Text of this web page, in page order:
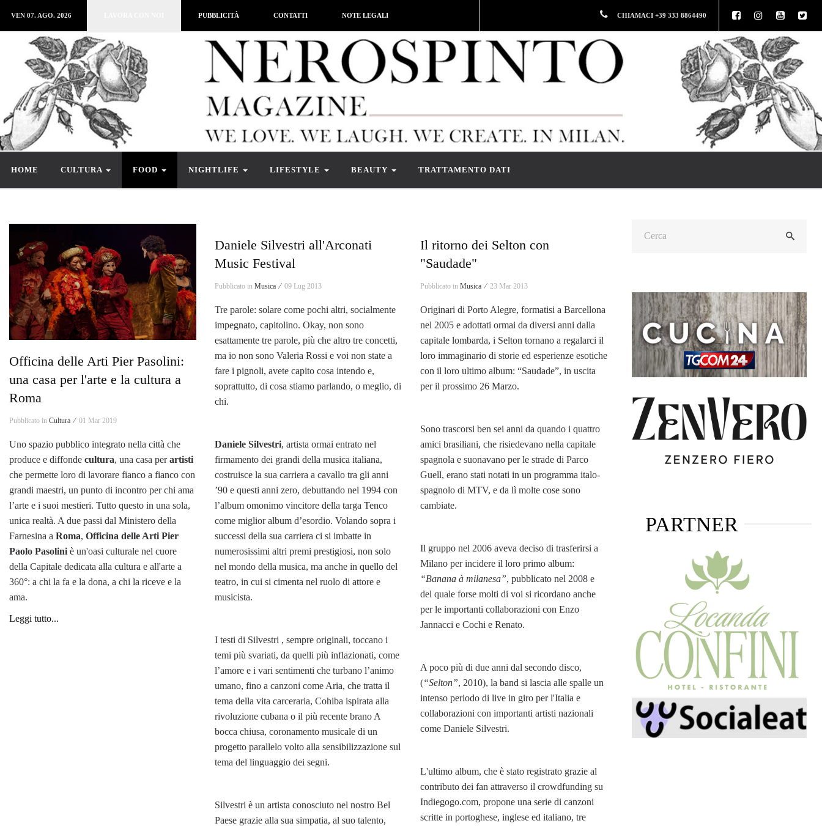
VEN 07. AGO. 2026 PUBBLICITÀ CONTATTI NOTE LEGALI CHIAMACI +39 333 8864490
HOME CULTURA FOOD NIGHTLIFE LIFESTYLE BEAUTY TRATTAMENTO DATI
Officina delle Arti Pier Pasolini:
una casa per l'arte e la cultura a
Roma
Pubblicato in Cultura ⁄ 01 Mar 2019
Uno spazio pubblico integrato nella città che
produce e diffonde cultura, una casa perartisti
che permette loro di lavorare fianco a fianco con
grandi maestri, un punto di incontro per chi ama
l’arte e i suoi mestieri. Tutto questo in una sola,
unica realtà. A due passi dal Ministero della
Farnesina a Roma, Officina delle Arti Pier
Paolo Pasolini è un'oasi culturale nel cuore
della Capitale dedicata alla cultura e all'arte a
360°: a chi la fa e la dona, a chi la riceve e la
ama.
Leggi tutto...
Daniele Silvestri all'Arconati
Music Festival
Pubblicato in Musica ⁄ 09 Lug 2013
Tre parole: solare come pochi altri, socialmente
impegnato, capitolino. Okay, non sono
esattamente tre parole, più che altro tre concetti,
ma io non sono Valeria Rossi e voi non state a
fare i pignoli, avete capito cosa intendo e,
soprattutto, di cosa stiamo parlando, o meglio, di
chi.
Daniele Silvestri, artista ormai entrato nel
firmamento dei grandi della musica italiana,
costruisce la sua carriera a cavallo tra gli anni
’90 e questi anni zero, debuttando nel 1994 con
l’album omonimo vincitore della targa Tenco
come miglior album d’esordio. Volando sopra i
successi della sua carriera ci si imbatte in
numerosissimi altri premi prestigiosi, non solo
nel mondo della musica, ma anche in quello del
teatro, in cui si cimenta nel ruolo di attore e
musicista.
I testi di Silvestri , sempre originali, toccano i
temi più svariati, da quelli più inflazionati, come
l’amore e i vari sentimenti che turbano l’animo
umano, fino a canzoni come Aria, che tratta il
tema della vita carceraria, Cohiba ispirata alla
rivoluzione cubana o il più recente brano A
bocca chiusa, coronamento musicale di un
progetto parallelo volto alla sensibilizzazione sul
tema del linguaggio dei segni.
Silvestri è un artista conosciuto nel nostro Bel
Paese grazie alla sua simpatia, al suo talento,
Il ritorno dei Selton con
"Saudade"
Pubblicato in Musica ⁄ 23 Mar 2013
Originari di Porto Alegre, formatisi a Barcellona
nel 2005 e adottati ormai da diversi anni dalla
capitale lombarda, i Selton tornano a regalarci il
loro immaginario di storie ed esperienze esotiche
con il loro ultimo album: “Saudade”, in uscita
per il prossimo 26 Marzo.
Sono trascorsi ben sei anni da quando i quattro
amici brasiliani, che risiedevano nella capitale
spagnola e suonavano per le strade di Parco
Guell, erano stati notati in un programma italo-
spagnolo di MTV, e da lì molte cose sono
cambiate.
Il gruppo nel 2006 aveva deciso di trasferirsi a
Milano per incidere il loro primo album:
“Banana à milanesa”, pubblicato nel 2008 e
del quale forse molti di voi si ricordano anche
per le importanti collaborazioni con Enzo
Jannacci e Cochi e Renato.
A poco più di due anni dal secondo disco,
(“Selton”, 2010), la band si lascia alle spalle un
intenso periodo di live in giro per l'Italia e
collaborazioni con importanti artisti nazionali
come Daniele Silvestri.
L'ultimo album, che è stato registrato grazie al
contributo dei fan attraverso il crowdfunding su
Indiegogo.com, propone una serie di canzoni
scritte in portoghese, inglese ed italiano, tre
PARTNER